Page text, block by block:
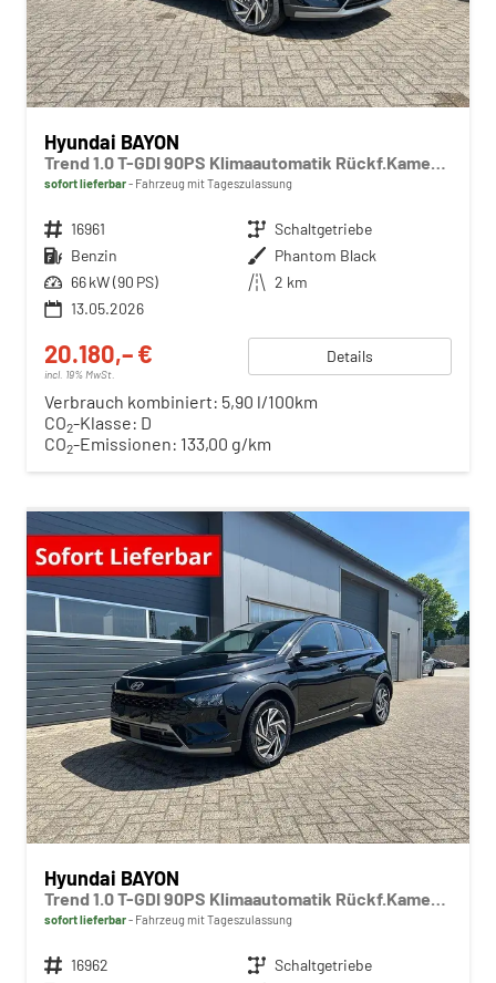
Hyundai BAYON
Trend 1.0 T-GDI 90PS Klimaautomatik Rückf.Kamera Parksensoren Sitzheizung Lenkradheizung Bluetooth Touchscreen Tempomat Apple CarPlay + Android Auto 16"LM
sofort lieferbar Fahrzeug mit Tageszulassung
Fahrzeugnr. 16961 Getriebe Schaltgetriebe
Kraftstoff Benzin Außenfarbe Phantom Black
Leistung 66 kW (90 PS) Kilometerstand 2 km
13.05.2026
20.180,– €
incl. 19% MwSt.
Details
Verbrauch kombiniert: 5,90 l/100km
CO2-Klasse: D
CO2-Emissionen: 133,00 g/km
Hyundai BAYON
Trend 1.0 T-GDI 90PS Klimaautomatik Rückf.Kamera Parksensoren Sitzheizung Lenkradheizung Bluetooth Touchscreen Tempomat Apple CarPlay + Android Auto 16"LM
sofort lieferbar Fahrzeug mit Tageszulassung
Fahrzeugnr. 16962 Getriebe Schaltgetriebe